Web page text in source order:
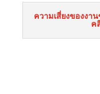
ความเสี่ยงของงา
ค